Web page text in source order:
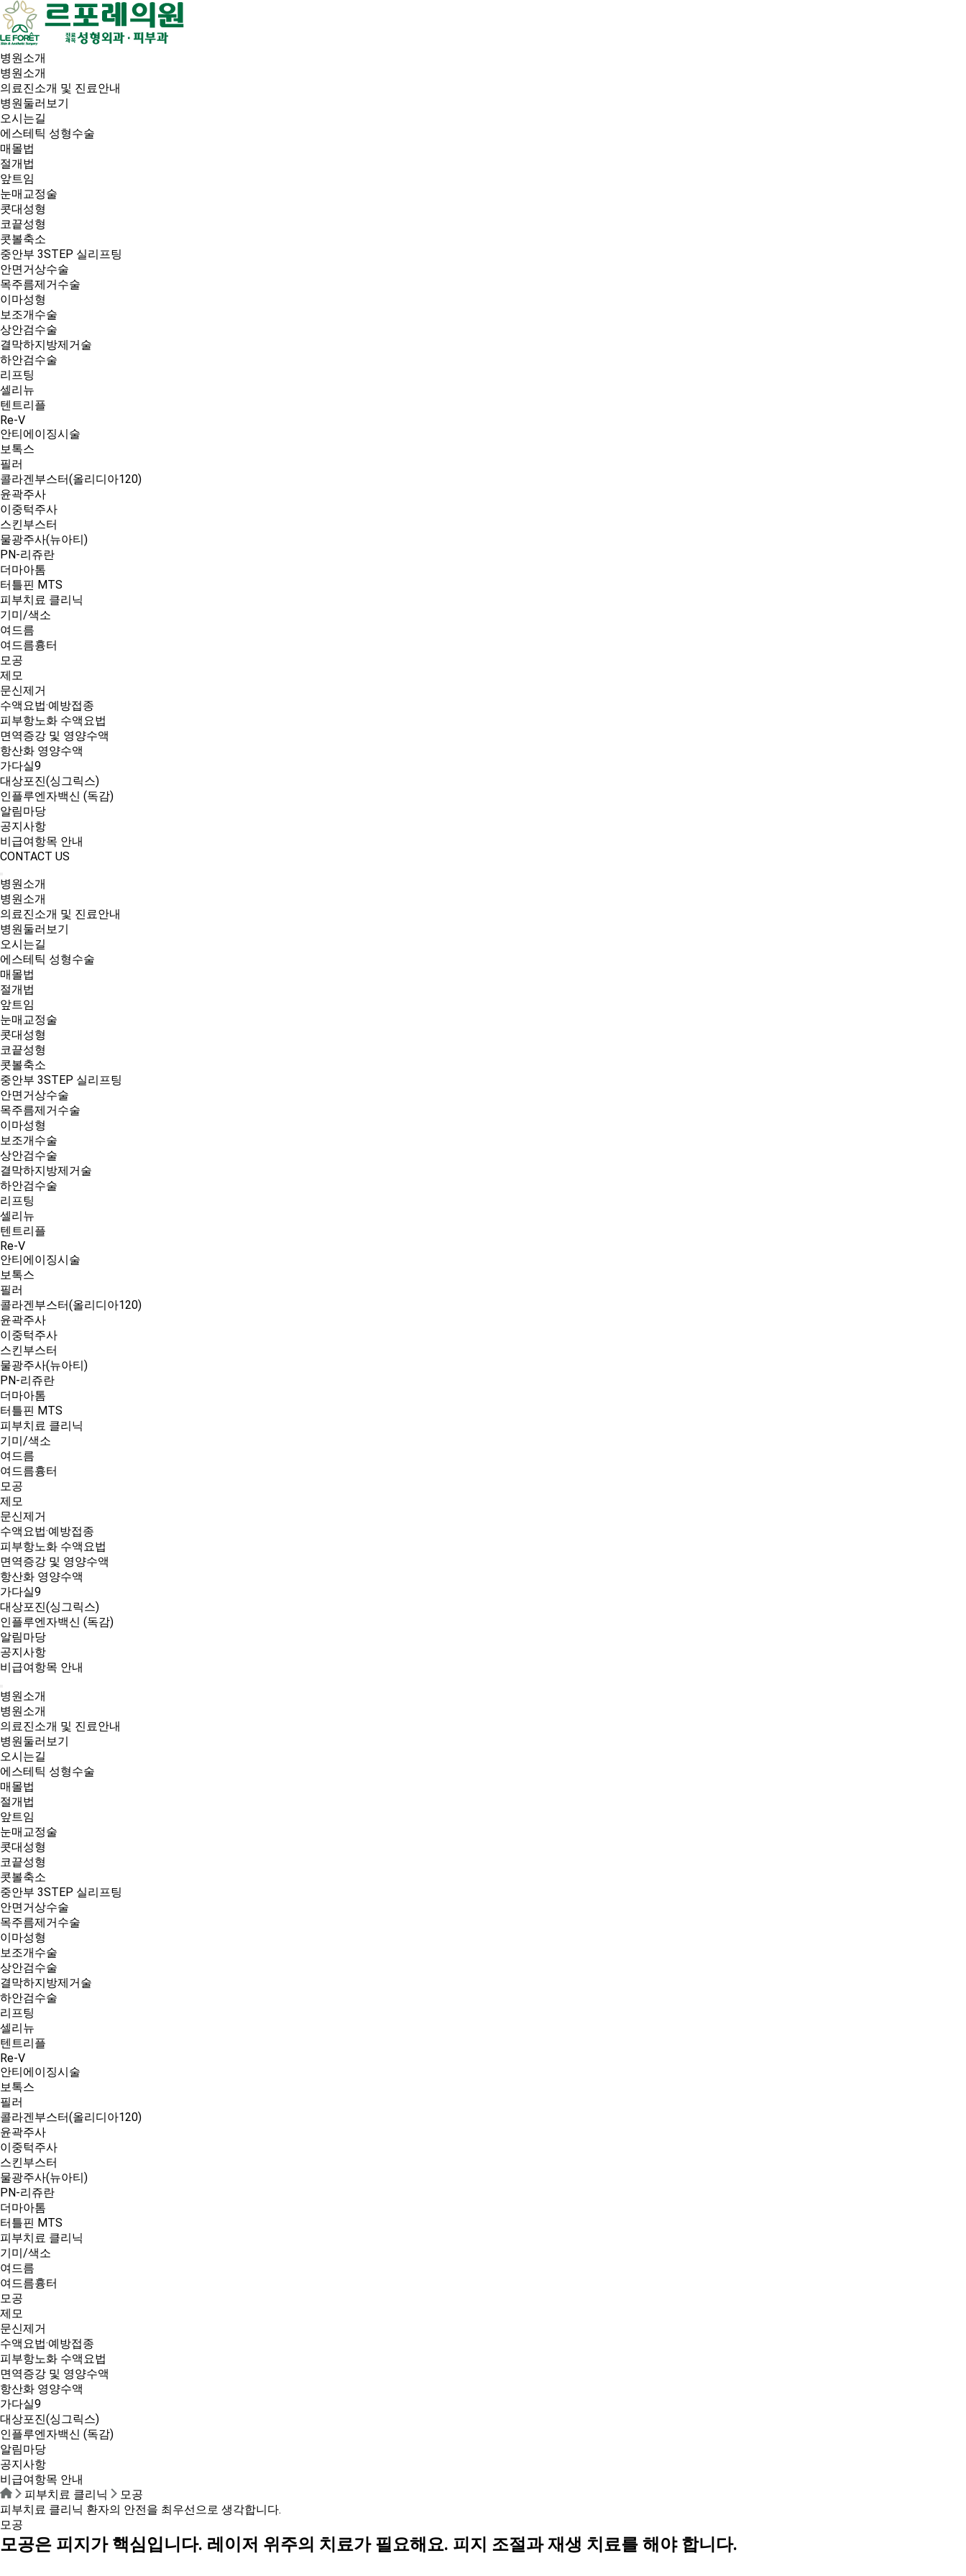
병원소개
병원소개
의료진소개 및 진료안내
병원둘러보기
오시는길
에스테틱 성형수술
매몰법
절개법
앞트임
눈매교정술
콧대성형
코끝성형
콧볼축소
중안부 3STEP 실리프팅
안면거상수술
목주름제거수술
이마성형
보조개수술
상안검수술
결막하지방제거술
하안검수술
리프팅
셀리뉴
텐트리플
Re-V
안티에이징시술
보톡스
필러
콜라겐부스터(올리디아120)
윤곽주사
이중턱주사
스킨부스터
물광주사(뉴아티)
PN-리쥬란
더마아톰
터틀핀 MTS
피부치료 클리닉
기미/색소
여드름
여드름흉터
모공
제모
문신제거
수액요법·예방접종
피부항노화 수액요법
면역증강 및 영양수액
항산화 영양수액
가다실9
대상포진(싱그릭스)
인플루엔자백신 (독감)
알림마당
공지사항
비급여항목 안내
CONTACT US
병원소개
병원소개
의료진소개 및 진료안내
병원둘러보기
오시는길
에스테틱 성형수술
매몰법
절개법
앞트임
눈매교정술
콧대성형
코끝성형
콧볼축소
중안부 3STEP 실리프팅
안면거상수술
목주름제거수술
이마성형
보조개수술
상안검수술
결막하지방제거술
하안검수술
리프팅
셀리뉴
텐트리플
Re-V
안티에이징시술
보톡스
필러
콜라겐부스터(올리디아120)
윤곽주사
이중턱주사
스킨부스터
물광주사(뉴아티)
PN-리쥬란
더마아톰
터틀핀 MTS
피부치료 클리닉
기미/색소
여드름
여드름흉터
모공
제모
문신제거
수액요법·예방접종
피부항노화 수액요법
면역증강 및 영양수액
항산화 영양수액
가다실9
대상포진(싱그릭스)
인플루엔자백신 (독감)
알림마당
공지사항
비급여항목 안내
병원소개
병원소개
의료진소개 및 진료안내
병원둘러보기
오시는길
에스테틱 성형수술
매몰법
절개법
앞트임
눈매교정술
콧대성형
코끝성형
콧볼축소
중안부 3STEP 실리프팅
안면거상수술
목주름제거수술
이마성형
보조개수술
상안검수술
결막하지방제거술
하안검수술
리프팅
셀리뉴
텐트리플
Re-V
안티에이징시술
보톡스
필러
콜라겐부스터(올리디아120)
윤곽주사
이중턱주사
스킨부스터
물광주사(뉴아티)
PN-리쥬란
더마아톰
터틀핀 MTS
피부치료 클리닉
기미/색소
여드름
여드름흉터
모공
제모
문신제거
수액요법·예방접종
피부항노화 수액요법
면역증강 및 영양수액
항산화 영양수액
가다실9
대상포진(싱그릭스)
인플루엔자백신 (독감)
알림마당
공지사항
비급여항목 안내
피부치료 클리닉
모공
피부치료 클리닉 환자의 안전을 최우선으로 생각합니다.
모공
모공은 피지가 핵심입니다. 레이저 위주의 치료가 필요해요. 피지 조절과 재생 치료를 해야 합니다.